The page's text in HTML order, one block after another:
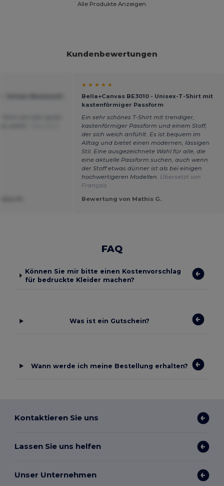
Alle Produkte Anzeigen.
Kundenbewertungen
★ ★ ★ ★ ★
Bella+Canvas BE3010 - Unisex-T-Shirt mit
kastenförmiger Passform
Ein sehr schönes T-Shirt mit trendiger,
kastenförmiger Passform und einem Stoff,
der sich weich anfühlt. Es ist bequem im
Alltag und bietet einen modernen, lässigen
Stil. Eine ausgezeichnete Wahl für alle, die
eine aktuelle Passform suchen, auch wenn
der Stoff etwas dünner ist als bei einigen
hochwertigeren Modellen. Übersetzt von
Français
Bewertung von Mathis G.
FAQ
Können Sie mir bitte einen Kostenvorschlag
für bedruckte Kleider machen?
Was ist ein Gutschein?
Wann werde ich meine Bestellung erhalten?
Kontaktieren Sie uns
Lassen Sie uns helfen
Unser Unternehmen